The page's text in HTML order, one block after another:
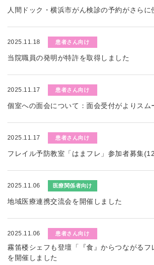
人間ドック・横浜市がん検診の予約がさらに
2025.11.18 患者さん向け
当院職員の発明が特許を取得しました
2025.11.17 患者さん向け
個室への面会について：面会受付がよりスム
2025.11.17 患者さん向け
フレイル予防教室「はまフレ」参加者募集
2025.11.06 医療関係者向け
地域医療連携交流会を開催しました
2025.11.06 患者さん向け
霧笛楼シェフも登壇「『食』からつながるフ
を開催しました